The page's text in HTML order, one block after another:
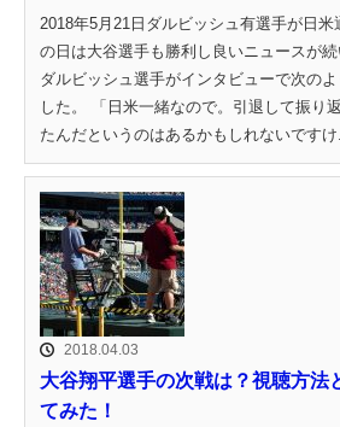
2018年5月21日ダルビッシュ有選手が日米
の日は大谷選手も勝利し良いニュースが
ダルビッシュ選手がインタビューで次の
した。 「日米一緒なので。引退して振り
たんだというのはあるかもしれないですけ
2018.04.03
大谷翔平選手の次戦は？視聴方法
てみた！